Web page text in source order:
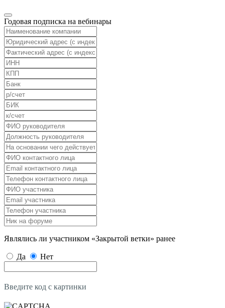
Годовая подписка на вебинары
Являлись ли участником «Закрытой ветки» ранее
Да Нет
Введите код с картинки